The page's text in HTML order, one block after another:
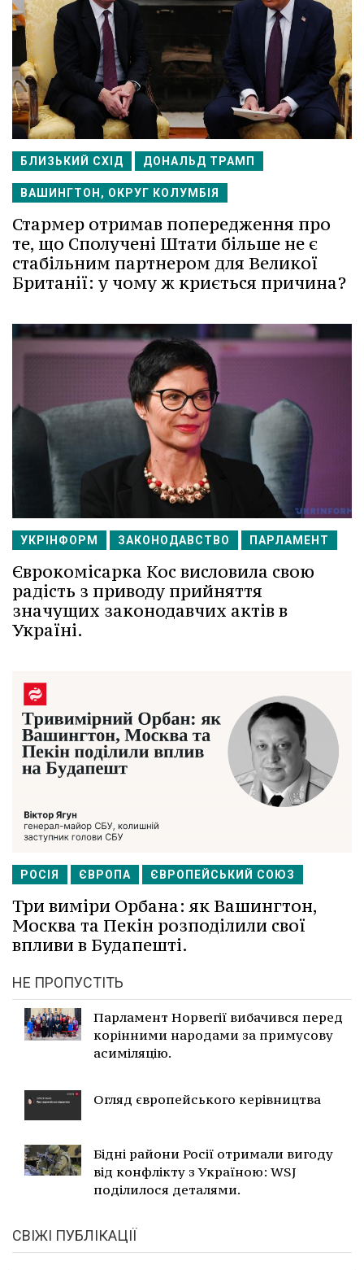
БЛИЗЬКИЙ СХІД ДОНАЛЬД ТРАМП
ВАШИНГТОН, ОКРУГ КОЛУМБІЯ
Стармер отримав попередження про
те, що Сполучені Штати більше не є
стабільним партнером для Великої
Британії: у чому ж криється причина?
УКРІНФОРМ ЗАКОНОДАВСТВО ПАРЛАМЕНТ
Єврокомісарка Кос висловила свою
радість з приводу прийняття
значущих законодавчих актів в
Україні.
РОСІЯ ЄВРОПА ЄВРОПЕЙСЬКИЙ СОЮЗ
Три виміри Орбана: як Вашингтон,
Москва та Пекін розподілили свої
впливи в Будапешті.
НЕ ПРОПУСТІТЬ
Парламент Норвегії вибачився перед
корінними народами за примусову
асиміляцію.
Огляд європейського керівництва
Бідні райони Росії отримали вигоду
від конфлікту з Україною: WSJ
поділилося деталями.
СВІЖІ ПУБЛІКАЦІЇ